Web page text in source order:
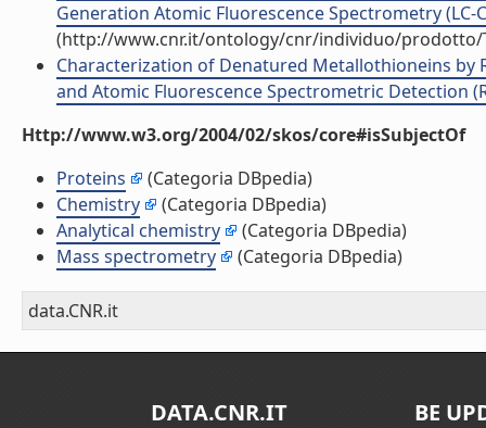
Generation Atomic Fluorescence Spectrometry (LC-
(http://www.cnr.it/ontology/cnr/individuo/prodotto/
Characterization of Denatured Metallothioneins by
and Atomic Fluorescence Spectrometric Detection
Http://www.w3.org/2004/02/skos/core#isSubjectOf
Proteins
(Categoria DBpedia)
Chemistry
(Categoria DBpedia)
Analytical chemistry
(Categoria DBpedia)
Mass spectrometry
(Categoria DBpedia)
data.CNR.it
DATA.CNR.IT BE